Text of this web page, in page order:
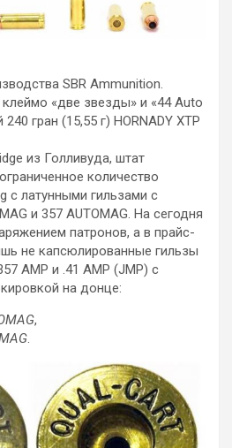
SBR Ammunition.
«две звезды» и «44 Auto
гран (15,55 г) HORNADY XTP
из Голливуда, штат
количество
с латунными гильзами с
и 357 AUTOMAG. На сегодня
патронов, а в прайс-
не капсюлированные гильзы
AMP и .41 AMP (JMP) с
на донце:
,
.